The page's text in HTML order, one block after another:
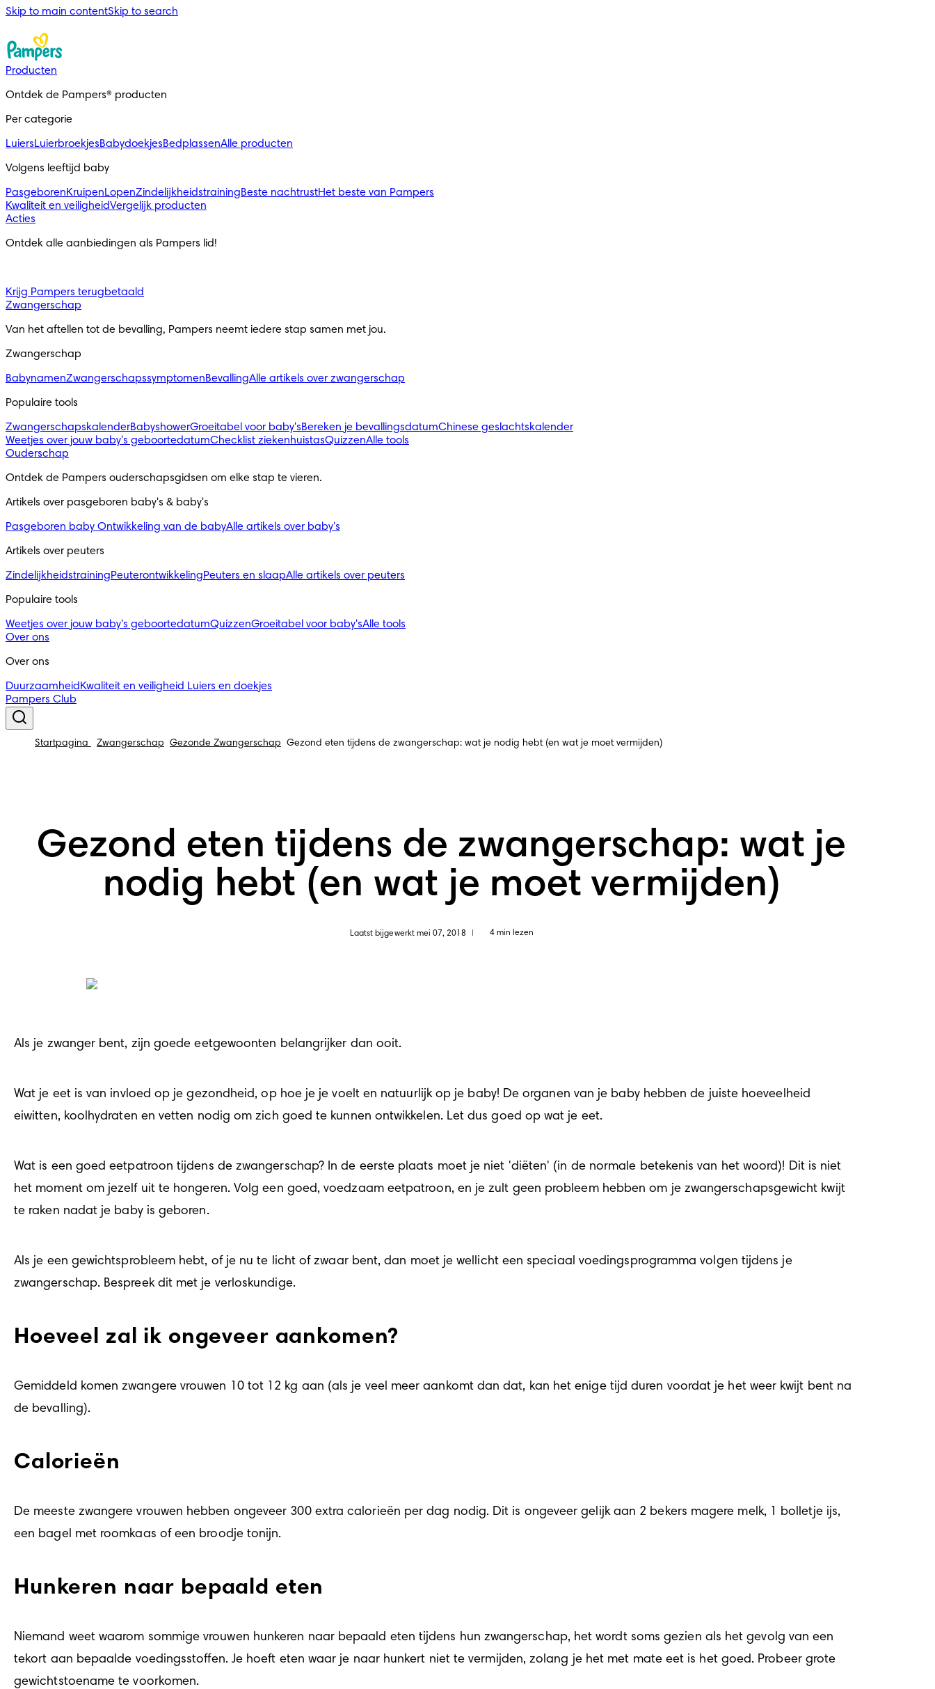
Skip to main contentSkip to search
Producten
Ontdek de Pampers® producten
Per categorie
LuiersLuierbroekjesBabydoekjesBedplassenAlle producten
Volgens leeftijd baby
PasgeborenKruipenLopenZindelijkheidstrainingBeste nachtrustHet beste van Pampers
Kwaliteit en veiligheidVergelijk producten
Acties
Ontdek alle aanbiedingen als Pampers lid!
Krijg Pampers terugbetaald
Zwangerschap
Van het aftellen tot de bevalling, Pampers neemt iedere stap samen met jou.
Zwangerschap
BabynamenZwangerschapssymptomenBevallingAlle artikels over zwangerschap
Populaire tools
ZwangerschapskalenderBabyshowerGroeitabel voor baby'sBereken je bevallingsdatumChinese geslachtskalender
Weetjes over jouw baby's geboortedatumChecklist ziekenhuistasQuizzenAlle tools
Ouderschap
Ontdek de Pampers ouderschapsgidsen om elke stap te vieren.
Artikels over pasgeboren baby's & baby's
Pasgeboren baby Ontwikkeling van de babyAlle artikels over baby's
Artikels over peuters
ZindelijkheidstrainingPeuterontwikkelingPeuters en slaapAlle artikels over peuters
Populaire tools
Weetjes over jouw baby's geboortedatumQuizzenGroeitabel voor baby'sAlle tools
Over ons
Over ons
Duurzaamheid Kwaliteit en veiligheid Luiers en doekjes
Pampers Club
Startpagina Zwangerschap Gezonde Zwangerschap Gezond eten tijdens de zwangerschap: wat je nodig hebt (en wat je moet vermijden)
Gezond eten tijdens de zwangerschap: wat je
nodig hebt (en wat je moet vermijden)
Laatst bijgewerkt mei 07, 2018 4 min lezen
Als je zwanger bent, zijn goede eetgewoonten belangrijker dan ooit.
Wat je eet is van invloed op je gezondheid, op hoe je je voelt en natuurlijk op je baby! De organen van je baby hebben de juiste hoeveelheid
eiwitten, koolhydraten en vetten nodig om zich goed te kunnen ontwikkelen. Let dus goed op wat je eet.
Wat is een goed eetpatroon tijdens de zwangerschap? In de eerste plaats moet je niet 'diëten' (in de normale betekenis van het woord)! Dit is niet
het moment om jezelf uit te hongeren. Volg een goed, voedzaam eetpatroon, en je zult geen probleem hebben om je zwangerschapsgewicht kwijt
te raken nadat je baby is geboren.
Als je een gewichtsprobleem hebt, of je nu te licht of zwaar bent, dan moet je wellicht een speciaal voedingsprogramma volgen tijdens je
zwangerschap. Bespreek dit met je verloskundige.
Hoeveel zal ik ongeveer aankomen?
Gemiddeld komen zwangere vrouwen 10 tot 12 kg aan (als je veel meer aankomt dan dat, kan het enige tijd duren voordat je het weer kwijt bent na
de bevalling).
Calorieën
De meeste zwangere vrouwen hebben ongeveer 300 extra calorieën per dag nodig. Dit is ongeveer gelijk aan 2 bekers magere melk, 1 bolletje ijs,
een bagel met roomkaas of een broodje tonijn.
Hunkeren naar bepaald eten
Niemand weet waarom sommige vrouwen hunkeren naar bepaald eten tijdens hun zwangerschap, het wordt soms gezien als het gevolg van een
tekort aan bepaalde voedingsstoffen. Je hoeft eten waar je naar hunkert niet te vermijden, zolang je het met mate eet is het goed. Probeer grote
gewichtstoename te voorkomen.